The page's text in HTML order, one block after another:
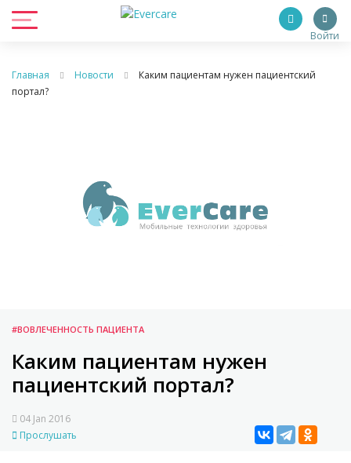
Войти
Главная Новости
Каким пациентам нужен пациентский
портал?
#ВОВЛЕЧЕННОСТЬ ПАЦИЕНТА
Каким пациентам нужен
пациентский портал?
04 Jan 2016
Прослушать